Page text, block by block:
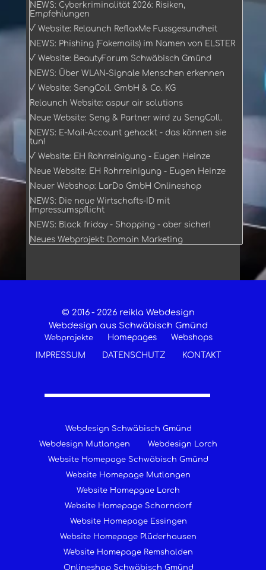
NEWS: Cyberkriminalität 2026: Risiken,
Empfehlungen
√ Website: Relaunch ReflaxMe Fussgesundheit
NEWS: Phishing (Fakemails) im Namen von ELSTER
√ Website: BeautyForum Schwäbisch Gmünd
NEWS: Über WLAN-Signale Menschen erkennen
√ Website: SengColl. GmbH & Co. KG
Relaunch Website: aspur air solutions
Neue Website: Seng & Partner wird zu SengColl.
NEWS: E-Mail-Account gehackt - das können sie
tun!
√ Website: EH Rohrreinigung - Eugen Heinze
Neue Website: EH Rohrreinigung - Eugen Heinze
Neuer Webshop: LarDo GmbH Onlineshop
NEWS: Die neue Wirtschafts-ID mit
Impressumspflicht
NEWS: Black friday - Shopping - aber sicher!
Neues Webprojekt: Domain Marketing
© 2016 - 2026 reikla Webdesign
Webdesign aus Schwäbisch Gmünd
Webprojekte Homepages
Webshops
IMPRESSUM
DATENSCHUTZ KONTAKT
Webdesign Schwäbisch Gmünd
Webdesign Mutlangen
Webdesign Lorch
Website Homepage Schwäbisch Gmünd
Website Homepage Mutlangen
Website Homepgae Lorch
Website Homepage Schorndorf
Website Homepage Essingen
Website Homepage Plüderhausen
Website Homepage Remshalden
Onlineshop Schwäbisch Gmünd